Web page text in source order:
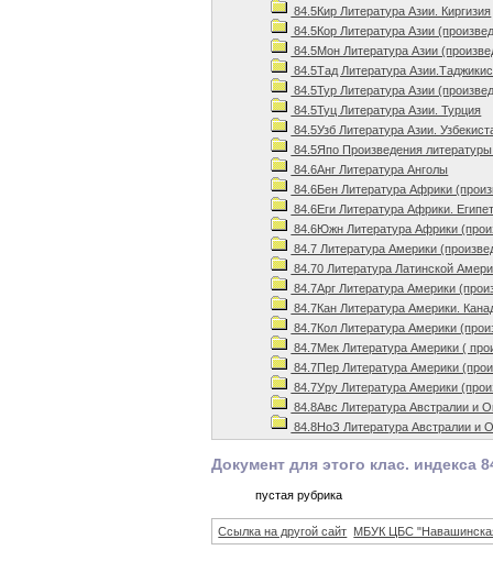
84.5Кир Литература Азии. Киргизия
84.5Кор Литература Азии
84.5Мон Литература Азии
84.5Тад Литература
84.5Тур Литература Азии
84.5Туц Литература Азии. Турция
84.5Узб Литература Азии.
84.5Япо Произведения
84.6Анг Литература Анголы
84.6Бен Литература Африки
84.6Еги Литература Африки.
84.6Южн Литература Африки
84.7 Литература Америки
84.70 Литература Латинской
84.7Арг Литература Америки
84.7Кан Литература Америки.
84.7Кол Литература Америки
84.7Мек Литература Америки (
84.7Пер Литература Америки
84.7Уру Литература Америки
84.8Авс Литература Австралии и
84.8НоЗ Литература Австралии и
Документ для этого клас. индекса
пустая рубрика
Ссылка на другой сайт МБУК ЦБС